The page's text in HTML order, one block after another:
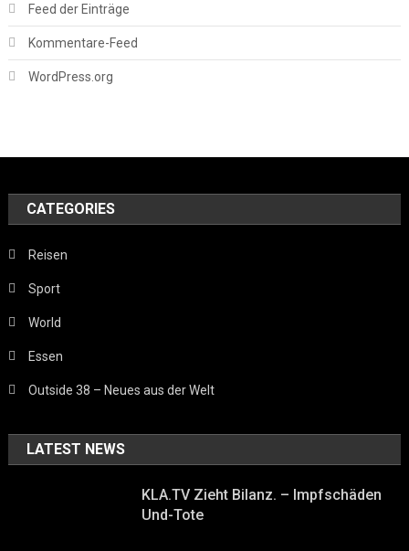
Feed der Einträge
Kommentare-Feed
WordPress.org
CATEGORIES
Reisen
Sport
World
Essen
Outside 38 – Neues aus der Welt
LATEST NEWS
KLA.TV Zieht Bilanz. – Impfschäden
Und-Tote